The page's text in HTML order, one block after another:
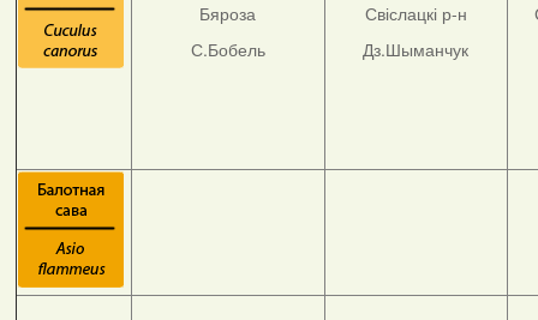
Бяроза
С.Бобель
Свіслацкі р-н
Дз.Шыманчук